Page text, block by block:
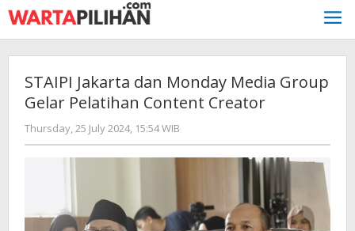
Skip
to
content
STAIPI Jakarta dan Monday Media Group
Gelar Pelatihan Content Creator
Thursday, 25 July 2024, 15:54 WIB
Adi
Prawiranegara